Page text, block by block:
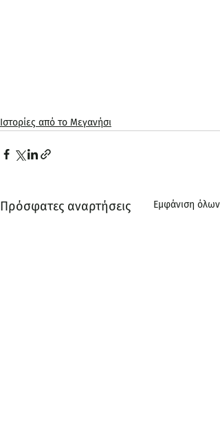
Ιστορίες από το Μεγανήσι
Πρόσφατες αναρτήσεις Εμφάνιση όλων